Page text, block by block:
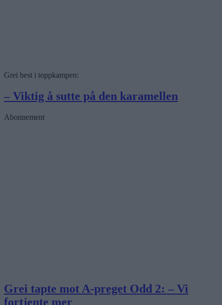
Grei best i toppkampen:
– Viktig å sutte på den karamellen
Abonnement
Grei tapte mot A-preget Odd 2: – Vi
fortjente mer